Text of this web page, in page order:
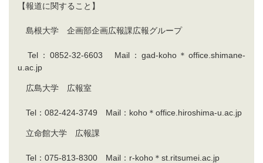
【報道に関すること】
島根大学 企画部企画広報課広報グループ
Tel：0852-32-6603 Mail：gad-koho＊office.shimane-
u.ac.jp
広島大学 広報室
Tel：082-424-3749 Mail：koho＊office.hiroshima-u.ac.jp
立命館大学 広報課
Tel：075-813-8300 Mail：r-koho＊st.ritsumei.ac.jp